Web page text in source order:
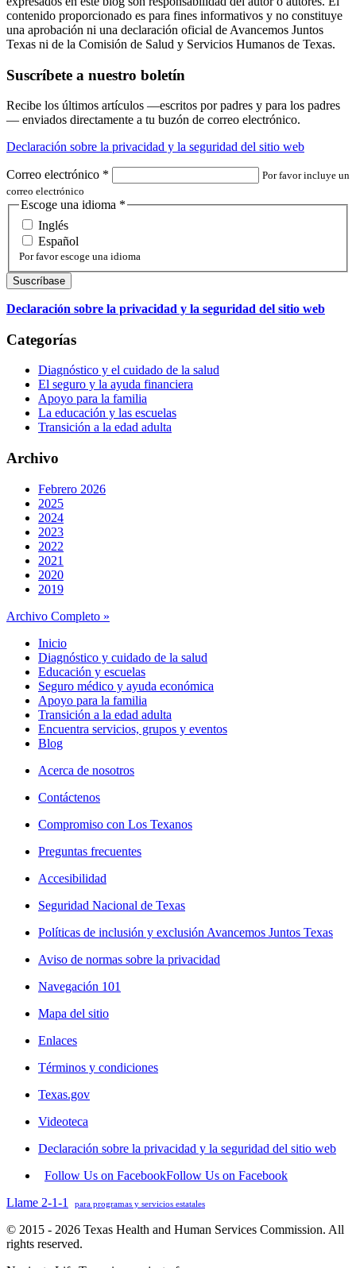
contenido proporcionado es para fines informativos y no constituye
una aprobación ni una declaración oficial de Avancemos Juntos
Texas ni de la Comisión de Salud y Servicios Humanos de Texas.
Suscríbete a nuestro boletín
Recibe los últimos artículos —escritos por padres y para los padres
— enviados directamente a tu buzón de correo electrónico.
Declaración sobre la privacidad y la seguridad del sitio web
Correo electrónico *
Por favor incluye un
correo electrónico
Escoge una idioma *
Inglés
Español
Por favor escoge una idioma
Declaración sobre la privacidad y la seguridad del sitio web
Categorías
Diagnóstico y el cuidado de la salud
El seguro y la ayuda financiera
Apoyo para la familia
La educación y las escuelas
Transición a la edad adulta
Archivo
Febrero 2026
2025
2024
2023
2022
2021
2020
2019
Archivo Completo »
Inicio
Diagnóstico y cuidado de la salud
Educación y escuelas
Seguro médico y ayuda económica
Apoyo para la familia
Transición a la edad adulta
Encuentra servicios, grupos y eventos
Blog
Acerca de nosotros
Contáctenos
Compromiso con Los Texanos
Preguntas frecuentes
Accesibilidad
Seguridad Nacional de Texas
Políticas de inclusión y exclusión Avancemos Juntos Texas
Aviso de normas sobre la privacidad
Navegación 101
Mapa del sitio
Enlaces
Términos y condiciones
Texas.gov
Videoteca
Declaración sobre la privacidad y la seguridad del sitio web
Follow Us on FacebookFollow Us on Facebook
Llame 2-1-1
para programas y servicios estatales
© 2015 - 2026 Texas Health and Human Services Commission. All
rights reserved.